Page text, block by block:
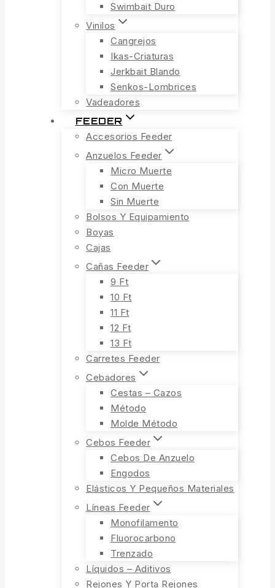
Swimbait Duro
Vinilos
Cangrejos
Ikas-Criaturas
Jerkbait Blando
Senkos-Lombrices
Vadeadores
FEEDER
Accesorios Feeder
Anzuelos Feeder
Micro Muerte
Con Muerte
Sin Muerte
Bolsos Y Equipamiento
Boyas
Cajas
Cañas Feeder
9 Ft
10 Ft
11 Ft
12 Ft
13 Ft
Carretes Feeder
Cebadores
Cestas – Cazos
Método
Molde Método
Cebos Feeder
Cebos De Anzuelo
Engodos
Elásticos Y Pequeños Materiales
Líneas Feeder
Monofilamento
Fluorocarbono
Trenzado
Líquidos – Aditivos
Rejones Y Porta Rejones